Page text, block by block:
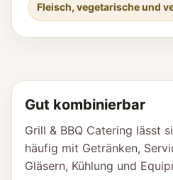
Fleisch, vegetarische und
Gut kombinierbar
Grill & BBQ Catering lässt
häufig mit Getränken,
Gläsern, Kühlung und